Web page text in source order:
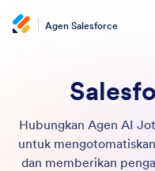
Agen Salesforce
Hubungkan Agen AI
untuk
dan memberikan